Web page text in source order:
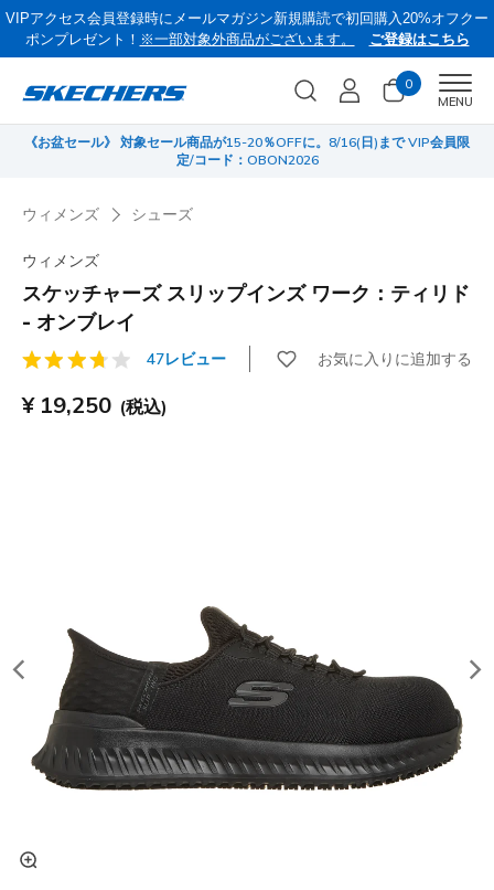
VIPアクセス会員登録時にメールマガジン新規購読で初回購入20%オフクー
ポンプレゼント！ ※一部対象外商品がございます。 ご登録はこちら
0
MENU
《お盆セール》 対象セール商品が15-20％OFFに。8/16(日)まで VIP会員限
定/コード：OBON2026
ウィメンズ シューズ
ウィメンズ
スケッチャーズ スリップインズ ワーク：ティリド
- オンブレイ
顧客評価5/5件 47レビュー お気に入りに追加する
¥ 19,250 (税込)